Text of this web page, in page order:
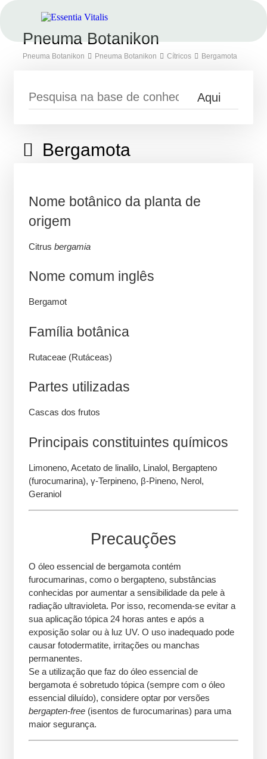
Pneuma Botanikon
Pneuma Botanikon Pneuma Botanikon Cítricos Bergamota
Bergamota
Nome botânico da planta de
origem
Citrus bergamia
Nome comum inglês
Bergamot
Família botânica
Rutaceae (Rutáceas)
Partes utilizadas
Cascas dos frutos
Principais constituintes químicos
Limoneno, Acetato de linalilo, Linalol, Bergapteno
(furocumarina), γ-Terpineno, β-Pineno, Nerol,
Geraniol
Precauções
O óleo essencial de bergamota contém
furocumarinas, como o bergapteno, substâncias
conhecidas por aumentar a sensibilidade da pele à
radiação ultravioleta. Por isso, recomenda-se evitar a
sua aplicação tópica 24 horas antes e após a
exposição solar ou à luz UV. O uso inadequado pode
causar fotodermatite, irritações ou manchas
permanentes.
Se a utilização que faz do óleo essencial de
bergamota é sobretudo tópica (sempre com o óleo
essencial diluído), considere optar por versões
bergapten-free (isentos de furocumarinas) para uma
maior segurança.